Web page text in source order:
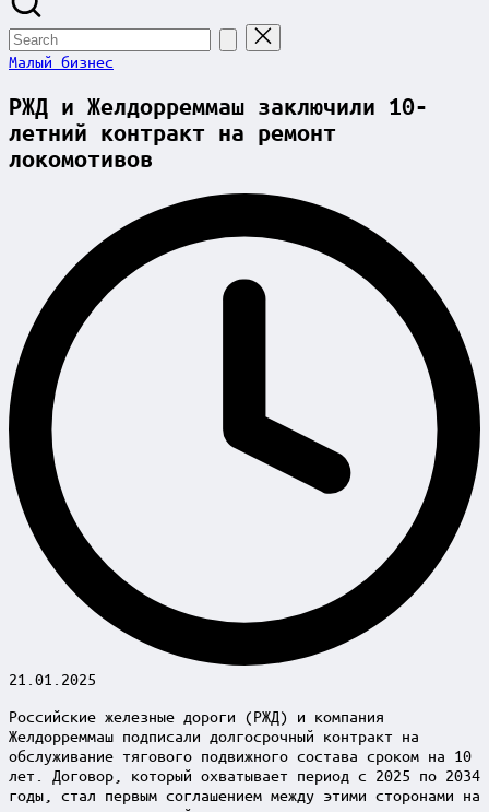
Search
for:
Posted
Малый бизнес
РЖД и Желдорреммаш заключили 10-
летний контракт на ремонт
локомотивов
21.01.2025
Российские железные дороги (РЖД) и компания
Желдорреммаш подписали долгосрочный контракт на
обслуживание тягового подвижного состава сроком на 10
лет. Договор, который охватывает период с 2025 по 2034
годы, стал первым соглашением между этими сторонами на